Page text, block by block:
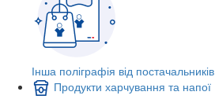
Інша поліграфія від постачальників
Продукти харчування та напої